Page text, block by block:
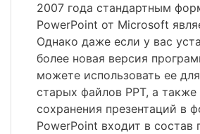
2007 года стандартным
PowerPoint от Microsoft
Однако даже если у вас
более новая версия
можете использовать ее
старых файлов PPT, а также
сохранения презентаций в
PowerPoint входит в состав